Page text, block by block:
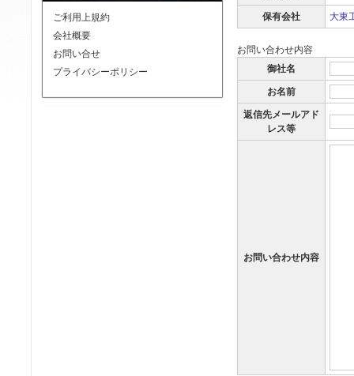
保有会社 大東
お問い合わせ内容
御社名
お名前
返信先メールアド
レス等
お問い合わせ内容
ご利用上規約
会社概要
お問い合せ
プライバシーポリシー